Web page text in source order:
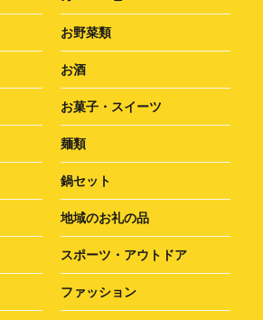
お野菜類
お酒
お菓子・スイーツ
麺類
鍋セット
地域のお礼の品
スポーツ・アウトドア
ファッション